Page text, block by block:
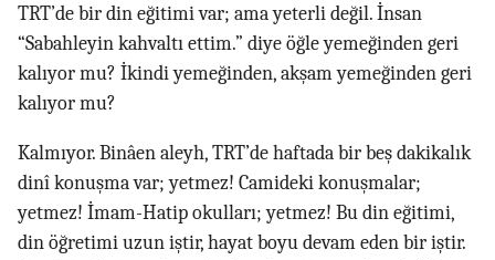
TRT’de bir din eğitimi var; ama yeterli değil. İnsan
“Sabahleyin kahvaltı ettim.” diye öğle yemeğinden geri
kalıyor mu? İkindi yemeğinden, akşam yemeğinden geri
kalıyor mu?
Kalmıyor. Binâen aleyh, TRT’de haftada bir beş dakikalık
dinî konuşma var; yetmez! Camideki konuşmalar;
yetmez! İmam-Hatip okulları; yetmez! Bu din eğitimi,
din öğretimi uzun iştir, hayat boyu devam eden bir iştir.